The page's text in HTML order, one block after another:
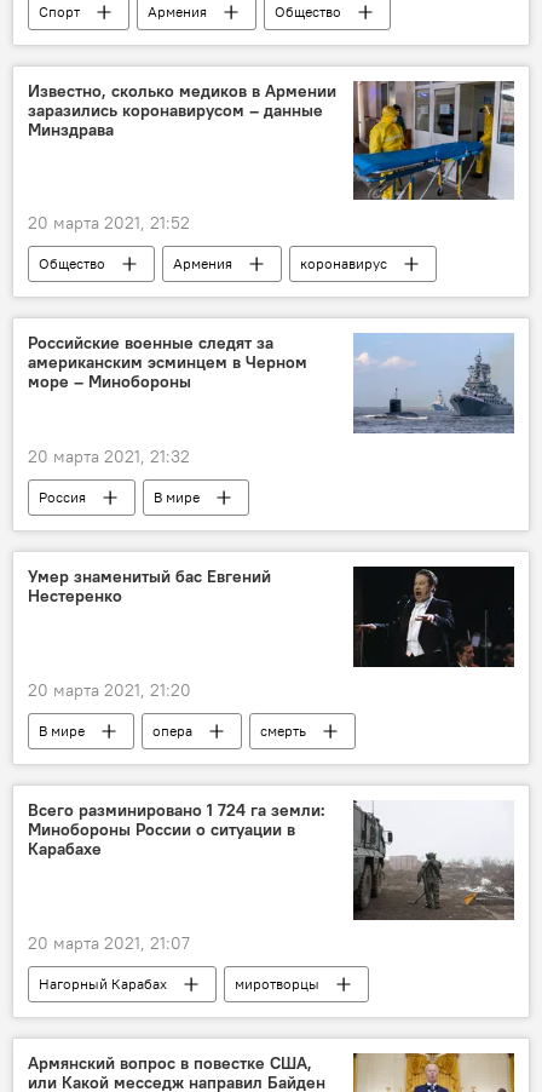
Спорт Армения
Общество
сборная
футбол
Новости Армения
Известно, сколько медиков в Армении
заразились коронавирусом – данные
Минздрава
20 марта 2021, 21:52
Общество Армения
коронавирус
медики
Новости Армения
Коронавирус в Армении
Российские военные следят за
американским эсминцем в Черном
море – Минобороны
20 марта 2021, 21:32
Россия В мире
Умер знаменитый бас Евгений
Нестеренко
20 марта 2021, 21:20
В мире опера
смерть
певец
Всего разминировано 1 724 га земли:
Минобороны России о ситуации в
Карабахе
20 марта 2021, 21:07
Нагорный Карабах
миротворцы
Минобороны
Армянский вопрос в повестке США,
или Какой месседж направил Байден